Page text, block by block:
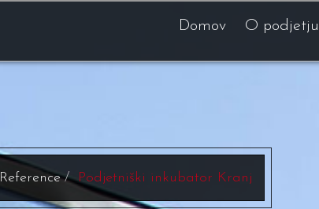
Domov O podjetju
Reference Podjetniški inkubator Kranj